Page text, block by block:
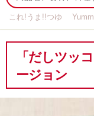
これ!うま!!つゆ
「だしツッ
ージョン